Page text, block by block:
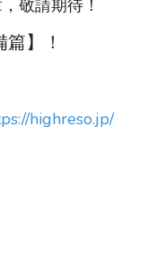
敬請期待！
】！
highreso.jp/